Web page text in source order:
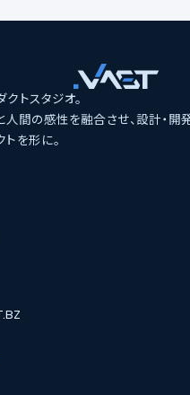
トスタジオ。
間の感性を融合させ、設計・開
を形に。